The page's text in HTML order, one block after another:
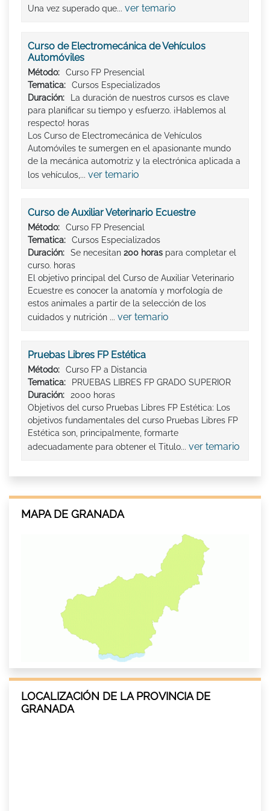
Una vez superado que... ver temario
Curso de Electromecánica de Vehículos
Automóviles
Método:
Curso FP Presencial
Tematica:
Cursos Especializados
Duración:
La duración de nuestros cursos es clave
para planificar su tiempo y esfuerzo. ¡Hablemos al
respecto! horas
Los Curso de Electromecánica de Vehículos
Automóviles te sumergen en el apasionante mundo
de la mecánica automotriz y la electrónica aplicada a
los vehículos,... ver temario
Curso de Auxiliar Veterinario Ecuestre
Método:
Curso FP Presencial
Tematica:
Cursos Especializados
Duración:
Se necesitan 200 horas para completar el
curso. horas
El objetivo principal del Curso de Auxiliar Veterinario
Ecuestre es conocer la anatomía y morfología de
estos animales a partir de la selección de los
cuidados y nutrición ... ver temario
Pruebas Libres FP Estética
Método:
Curso FP a Distancia
Tematica:
PRUEBAS LIBRES FP GRADO SUPERIOR
Duración:
2000 horas
Objetivos del curso Pruebas Libres FP Estética: Los
objetivos fundamentales del curso Pruebas Libres FP
Estética son, principalmente, formarte
adecuadamente para obtener el Titulo... ver temario
MAPA DE GRANADA
LOCALIZACIÓN DE LA PROVINCIA DE
GRANADA